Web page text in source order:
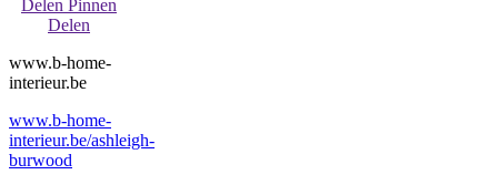
Delen Pinnen
Delen
www.b-home-
interieur.be
www.b-home-
interieur.be/ashleigh-
burwood